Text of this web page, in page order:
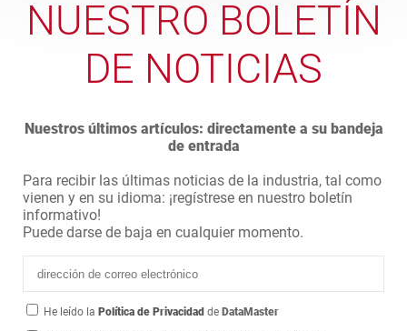
NUESTRO BOLETÍN
DE NOTICIAS
Nuestros últimos artículos: directamente a su bandeja
de entrada
Para recibir las últimas noticias de la industria, tal como
vienen y en su idioma: ¡regístrese en nuestro boletín
informativo!
Puede darse de baja en cualquier momento.
He leído la Política de Privacidad de DataMaster